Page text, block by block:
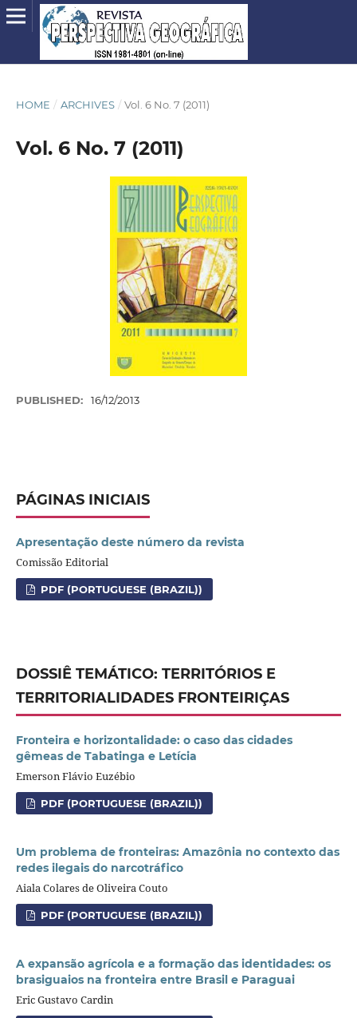
HOME / ARCHIVES / Vol. 6 No. 7 (2011)
Vol. 6 No. 7 (2011)
PUBLISHED: 16/12/2013
PÁGINAS INICIAIS
Apresentação deste número da revista
Comissão Editorial
PDF (PORTUGUESE (BRAZIL))
DOSSIÊ TEMÁTICO: TERRITÓRIOS E
TERRITORIALIDADES FRONTEIRIÇAS
Fronteira e horizontalidade: o caso das cidades
gêmeas de Tabatinga e Letícia
Emerson Flávio Euzébio
PDF (PORTUGUESE (BRAZIL))
Um problema de fronteiras: Amazônia no contexto das
redes ilegais do narcotráfico
Aiala Colares de Oliveira Couto
PDF (PORTUGUESE (BRAZIL))
A expansão agrícola e a formação das identidades: os
brasiguaios na fronteira entre Brasil e Paraguai
Eric Gustavo Cardin